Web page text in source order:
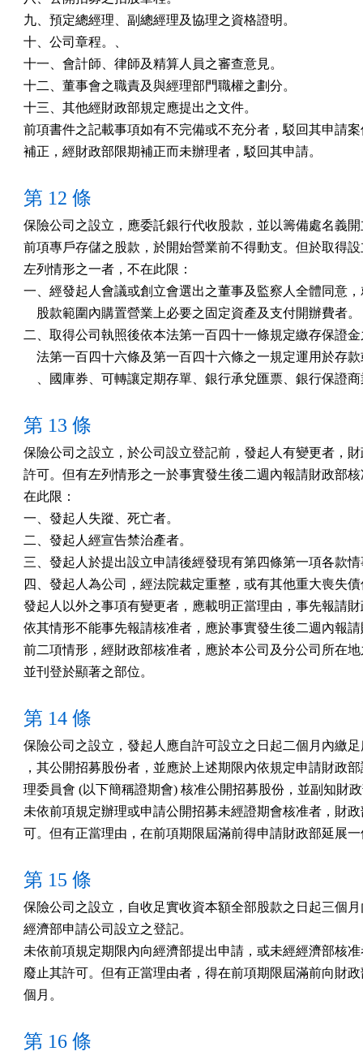
九、預定總經理、副總經理及協理之資格證明。
十、公司章程。
十一、會計師、律師及精算人員之審查意見。
十二、董事會之職責及與經理部門職權之劃分。
十三、其他經財政部規定應提出之文件。
前項書件之記載事項如有不完備或不充分者，駁回其申請
補正，經財政部限期補正而未辦理者，駁回其申請。
第 12 條
保險公司之設立，應委託銀行代收股款，並以籌備處名義
前項專戶存儲之股款，於開始營業前不得動支。但於取得
左列情形之一者，不在此限：
一、經發起人會議或創立會選出之董事及監察人全體同意
    股款範圍內購置營業上必要之固定資產及支付開辦費者。
二、取得公司執照後依本法第一百四十一條規定繳存保證
法第一百四十六條及第一百四十六條之一規定運用於存
第 13 條
保險公司之設立，於公司設立登記前，發起人有變更者，
許可。但有左列情形之一於事實發生後二週內報請財政部
在此限：
一、發起人失蹤、死亡者。
二、發起人經宣告禁治產者。
三、發起人於提出設立申請後經發現有第四條第一項各款
四、發起人為公司，經法院裁定重整，或有其他重大喪失
發起人以外之事項有變更者，應載明正當理由，事先報請
依其情形不能事先報請核准者，應於事實發生後二週內報
前二項情形，經財政部核准者，應於本公司及分公司所在
第 14 條
保險公司之設立，發起人應自許可設立之日起二個月內繳
，其公開招募股份者，並應於上述期限內依規定申請財政
理委員會 (以下簡稱證期會) 核准公開招募股份，並副知財
未依前項規定辦理或申請公開招募未經證期會核准者，財
第 15 條
保險公司之設立，自收足實收資本額全部股款之日起三個
經濟部申請公司設立之登記。
未依前項規定期限內向經濟部提出申請，或未經經濟部核
廢止其許可。但有正當理由者，得在前項期限屆滿前向財
第 16 條